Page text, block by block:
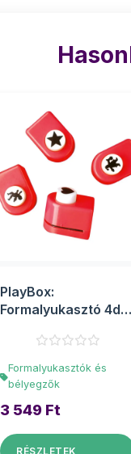
PlayBox:
Formalyukasztó 4db-
Formalyukasztók és
bélyegzők
3 549 Ft
RÉSZLETEK